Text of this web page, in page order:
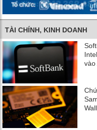
TÀI CHÍNH, KINH DOANH
vào